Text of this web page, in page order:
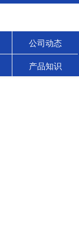
公司动态
产品知识